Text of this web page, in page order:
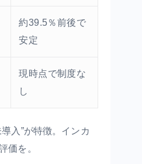
約39.5％前後で
安定
現時点で制度な
し
入”が特徴。インカ
価を。